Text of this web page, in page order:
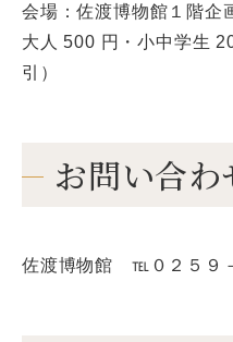
会場：佐渡博物館１階企
大人 500 円・小中学生
引）
お問い合わ
佐渡博物館 ℡０２５９